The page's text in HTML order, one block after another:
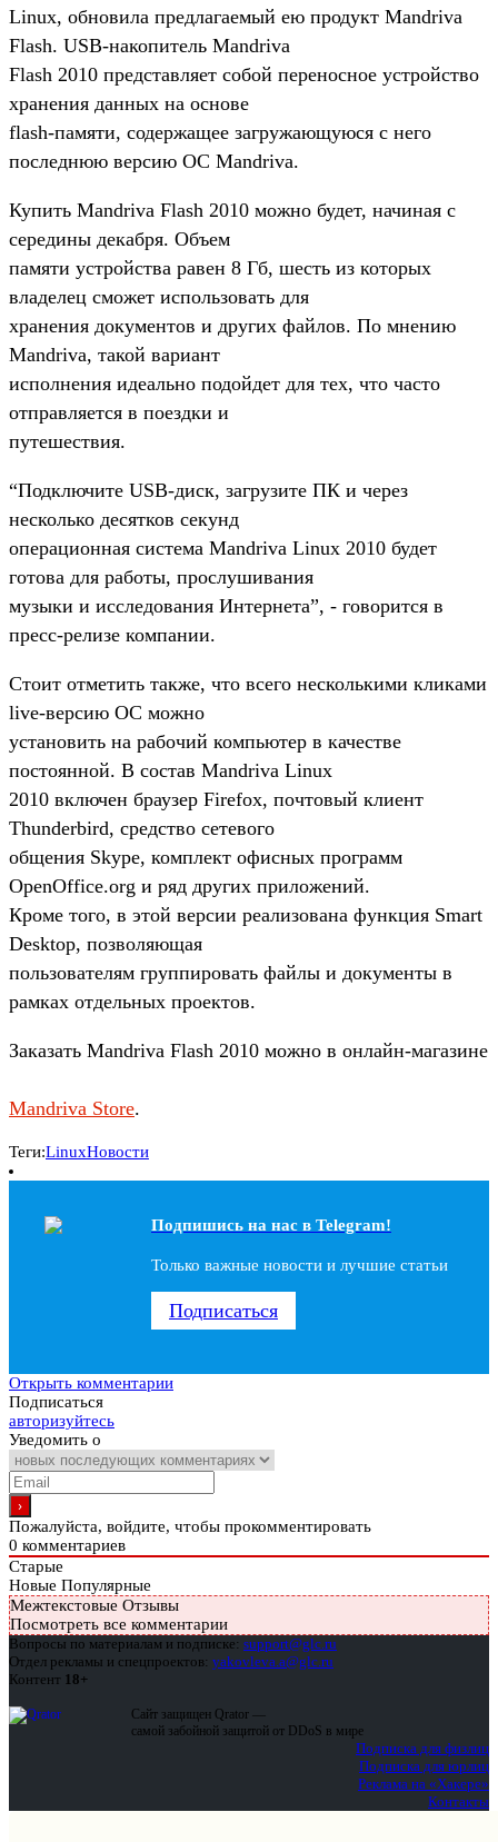
Linux, обновила предлагаемый ею продукт Mandriva
Flash. USB-накопитель Mandriva
Flash 2010 представляет собой переносное устройство
хранения данных на основе
flash-памяти, содержащее загружающуюся с него
последнюю версию ОС Mandriva.
Купить Mandriva Flash 2010 можно будет, начиная с
середины декабря. Объем
памяти устройства равен 8 Гб, шесть из которых
владелец сможет использовать для
хранения документов и других файлов. По мнению
Mandriva, такой вариант
исполнения идеально подойдет для тех, что часто
отправляется в поездки и
путешествия.
“Подключите USB-диск, загрузите ПК и через
несколько десятков секунд
операционная система Mandriva Linux 2010 будет
готова для работы, прослушивания
музыки и исследования Интернета”, - говорится в
пресс-релизе компании.
Стоит отметить также, что всего несколькими кликами
live-версию ОС можно
установить на рабочий компьютер в качестве
постоянной. В состав Mandriva Linux
2010 включен браузер Firefox, почтовый клиент
Thunderbird, средство сетевого
общения Skype, комплект офисных программ
OpenOffice.org и ряд других приложений.
Кроме того, в этой версии реализована функция Smart
Desktop, позволяющая
пользователям группировать файлы и документы в
рамках отдельных проектов.
Заказать Mandriva Flash 2010 можно в онлайн-магазине
Mandriva Store.
Теги:LinuxНовости
Подпишись на наc в Telegram!
Только важные новости и лучшие статьи
Подписаться
Открыть комментарии
Подписаться
авторизуйтесь
Уведомить о
Пожалуйста, войдите, чтобы прокомментировать
0 комментариев
Старые
Новые Популярные
Межтекстовые Отзывы
Посмотреть все комментарии
Вопросы по материалам и подписке: support@glc.ru
Отдел рекламы и спецпроектов: yakovleva.a@glc.ru
Контент 18+
Сайт защищен Qrator —
самой забойной защитой от DDoS в мире
Подписка для физлиц
Подписка для юрлиц
Реклама на «Хакере»
Контакты